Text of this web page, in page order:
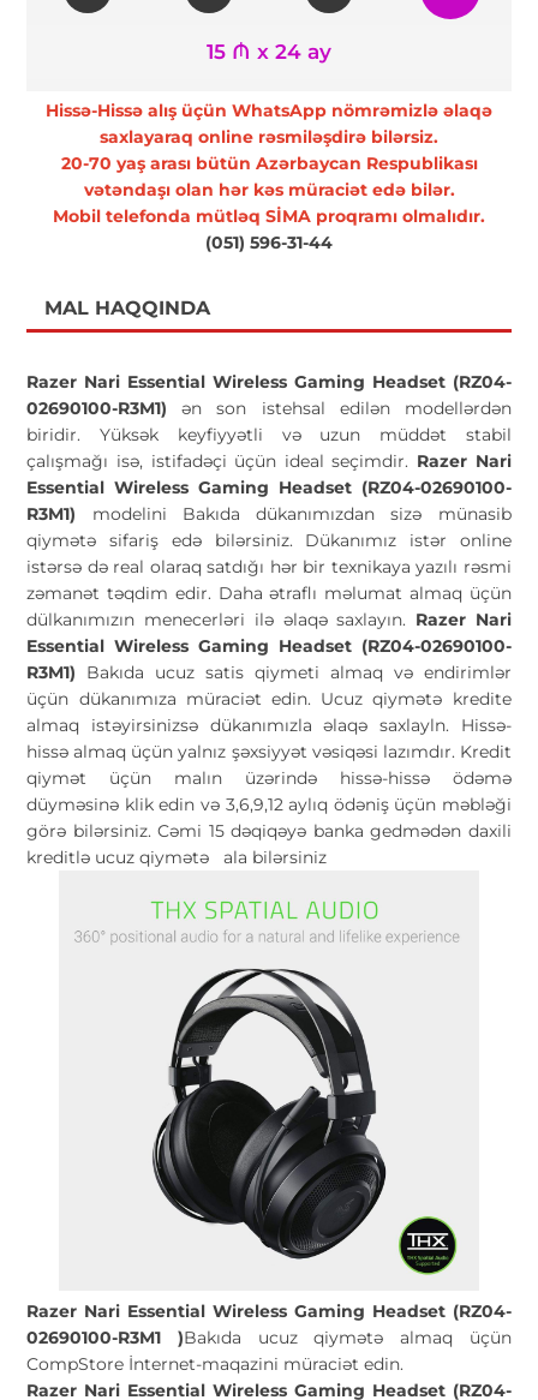
15 ₼ x 24 ay
Hissə-Hissə alış üçün WhatsApp nömrəmizlə əlaqə
saxlayaraq online rəsmiləşdirə bilərsiz.
20-70 yaş arası bütün Azərbaycan Respublikası
vətəndaşı olan hər kəs müraciət edə bilər.
Mobil telefonda mütləq SİMA proqramı olmalıdır.
(051) 596-31-44
MAL HAQQINDA
Razer Nari Essential Wireless Gaming Headset (RZ04-
02690100-R3M1)ən son istehsal edilən modellərdən
biridir. Yüksək keyfiyyətli və uzun müddət stabil
çalışmağı isə, istifadəçi üçün ideal seçimdir. Razer Nari
Essential Wireless Gaming Headset (RZ04-02690100-
R3M1) modelini Bakıda dükanımızdan sizə münasib
qiymətə sifariş edə bilərsiniz. Dükanımız istər online
istərsə də real olaraq satdığı hər bir texnikaya yazılı rəsmi
zəmanət təqdim edir. Daha ətraflı məlumat almaq üçün
dülkanımızın menecerləri ilə əlaqə saxlayın. Razer Nari
Essential Wireless Gaming Headset (RZ04-02690100-
R3M1) Bakıda ucuz satis qiymeti almaq və endirimlər
üçün dükanımıza müraciət edin. Ucuz qiymətə kredite
almaq istəyirsinizsə dükanımızla əlaqə saxlayln. Hissə-
hissə almaq üçün yalnız şəxsiyyət vəsiqəsi lazımdır. Kredit
qiymət üçün malın üzərində hissə-hissə ödəmə
düyməsinə klik edin və 3,6,9,12 aylıq ödəniş üçün məbləği
görə bilərsiniz. Cəmi 15 dəqiqəyə banka gedmədən daxili
kreditlə ucuz qiymətə
ala bilərsiniz
Razer Nari Essential Wireless Gaming Headset (RZ04-
02690100-R3M1 )Bakıda ucuz qiymətə almaq üçün
CompStore İnternet-maqazini müraciət edin.
Razer Nari Essential Wireless Gaming Headset (RZ04-